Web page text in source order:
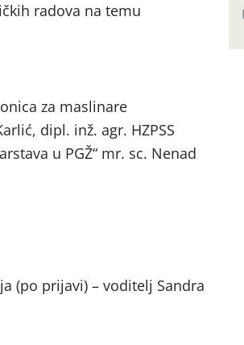
radova na temu
za maslinare
dipl. inž. agr. HZPSS
u PGŽ“ mr. sc. Nenad
(po prijavi) – voditelj Sandra